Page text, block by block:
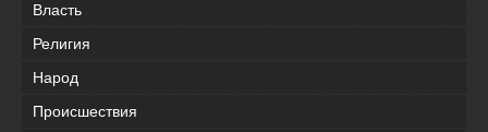
Власть
Религия
Народ
Происшествия